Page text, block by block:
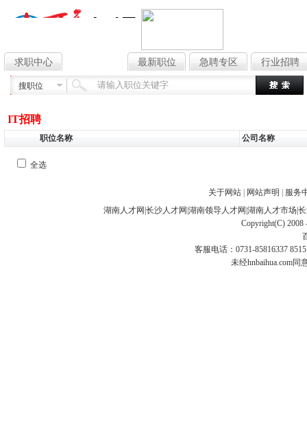
求职中心 最新职位 急聘专区 行业招聘
搜职位
IT招聘
职位名称 公司名称
全选
关于网站 网站声明
服务
湖南人才网 长沙人才网 湖南领导人才网 湖南人才市场
Copyright(C) 2008
客服电话：0731-85816337
未经hnbaihua.com